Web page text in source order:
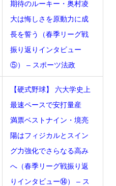
期待のルーキー・奥村凌
大は悔しさを原動力に成
長を誓う（春季リーグ戦
振り返りインタビュー
⑤） – スポーツ法政
【硬式野球】 六大学史上
最速ペースで安打量産
満票ベストナイン・境亮
陽はフィジカルとスイン
グ力強化でさらなる高み
へ（春季リーグ戦振り返
りインタビュー⑭） – ス